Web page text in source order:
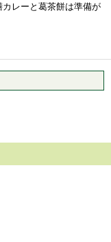
レーと葛茶餅は準備が